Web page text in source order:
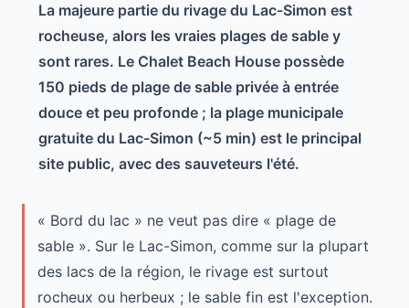
La majeure partie du rivage du Lac-Simon est
rocheuse, alors les vraies plages de sable y
sont rares. Le Chalet Beach House possède
150 pieds de plage de sable privée à entrée
douce et peu profonde ; la plage municipale
gratuite du Lac-Simon (~5 min) est le principal
site public, avec des sauveteurs l'été.
« Bord du lac » ne veut pas dire « plage de
sable ». Sur le Lac-Simon, comme sur la plupart
des lacs de la région, le rivage est surtout
rocheux ou herbeux ; le sable fin est l'exception.